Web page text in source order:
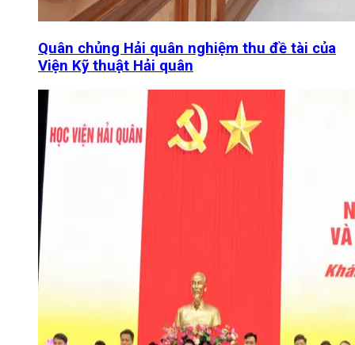
Quân chủng Hải quân nghiệm thu đề tài của
Viện Kỹ thuật Hải quân